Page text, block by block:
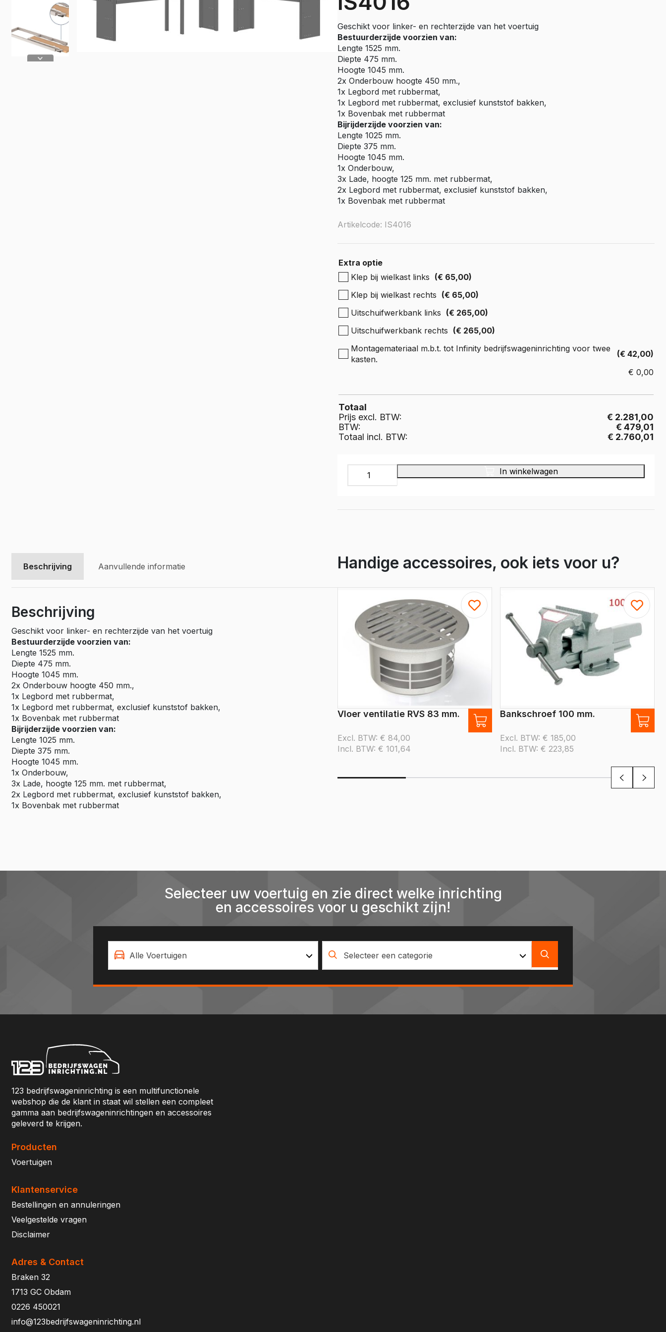
Doblo
Scudo
e Scudo
e Citan
e Vito
Sprinter
e Sprinter RWD
Nissan
Townstar
Townstar Electric
Primastar
Interstar
Peugeot
Partner
e Partner
e Expert
Geschikt voor linker- en rechterzijde van het voertuig
Bestuurderzijde voorzien van:
Lengte 1525 mm.
Diepte 475 mm.
Hoogte 1045 mm.
2x Onderbouw hoogte 450 mm.,
1x Legbord met rubbermat,
1x Legbord met rubbermat, exclusief kunststof bakken,
1x Bovenbak met rubbermat
Bijrijderzijde voorzien van:
Lengte 1025 mm.
Diepte 375 mm.
Hoogte 1045 mm.
1x Onderbouw,
3x Lade, hoogte 125 mm. met rubbermat,
2x Legbord met rubbermat, exclusief kunststof bakken,
1x Bovenbak met rubbermat
Artikelcode: IS4016
Extra optie
Klep bij wielkast links (€ 65,00)
Klep bij wielkast rechts (€ 65,00)
Uitschuifwerkbank links (€ 265,00)
Uitschuifwerkbank rechts (€ 265,00)
Montagemateriaal m.b.t. tot Infinity bedrijfswageninrichting voor twee
kasten.
(€ 42,00)
€ 0,00
Totaal
Prijs excl. BTW:
€ 2.281,00
BTW:
€ 479,01
Totaal incl. BTW:
€ 2.760,01
INFINITY
Bedrijfswageninrichting,
In winkelwagen
Beschrijving Aanvullende informatie
Beschrijving
Geschikt voor linker- en rechterzijde van het voertuig
Bestuurderzijde voorzien van:
Lengte 1525 mm.
Diepte 475 mm.
Hoogte 1045 mm.
2x Onderbouw hoogte 450 mm.,
1x Legbord met rubbermat,
1x Legbord met rubbermat, exclusief kunststof bakken,
1x Bovenbak met rubbermat
Bijrijderzijde voorzien van:
Lengte 1025 mm.
Diepte 375 mm.
Hoogte 1045 mm.
1x Onderbouw,
3x Lade, hoogte 125 mm. met rubbermat,
2x Legbord met rubbermat, exclusief kunststof bakken,
1x Bovenbak met rubbermat
Handige accessoires, ook iets voor u?
Vloer ventilatie RVS 83 mm.
Excl. BTW: € 84,00
Incl. BTW: € 101,64
Bankschroef 100 mm.
Excl. BTW: € 185,00
Incl. BTW: € 223,85
Selecteer uw voertuig en zie direct welke inrichting
en accessoires voor u geschikt zijn!
Alle Voertuigen Selecteer een categorie
123 bedrijfswageninrichting is een multifunctionele
webshop die de klant in staat wil stellen een compleet
gamma aan bedrijfswageninrichtingen en accessoires
geleverd te krijgen.
Producten
Voertuigen
Klantenservice
Bestellingen en annuleringen
Veelgestelde vragen
Disclaimer
Adres & Contact
Braken 32
1713 GC Obdam
0226 450021
info@123bedrijfswageninrichting.nl